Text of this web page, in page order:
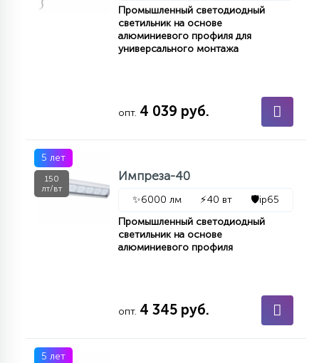
Промышленный светодиодный
светильник на основе
алюминиевого профиля для
универсального монтажа
опт. 4 039 руб.
5 лет
150
лт/вт
Импреза-40
✨6000 лм ⚡40 вт 🛡️ip65
Промышленный светодиодный
светильник на основе
алюминиевого профиля
опт. 4 345 руб.
5 лет